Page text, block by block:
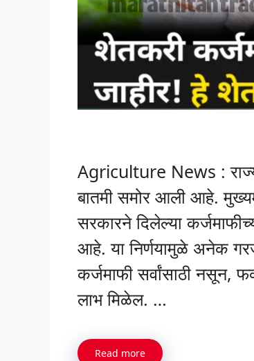
Agriculture News :
बातमी समोर आली आहे.
सरकारने दिलेल्या
आहे. या निर्णयामुळे अनेक
कर्जमाफी सर्वांसाठी नसून,
लाभ मिळेल. …
Read more